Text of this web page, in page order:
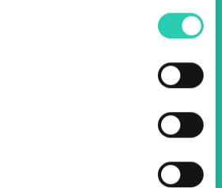
na naš novičnik